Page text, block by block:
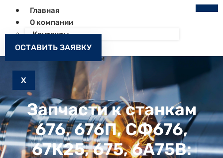
Главная
О компании
Контакты
Как заказать
Запчасти к станкам
X
ОСТАВИТЬ ЗАЯВКУ
Запчасти к станкам
676, 676П, СФ676,
67К25, 675, 6А75В: